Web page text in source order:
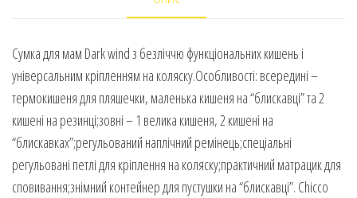
Сумка для мам Dark wind з безліччю функціональних кишень і
універсальним кріпленням на коляску.Особливості: всередині –
термокишеня для пляшечки, маленька кишеня на “блискавці” та 2
кишені на резинці;зовні – 1 велика кишеня, 2 кишені на
“блискавках”;регульований наплічний ремінець;спеціальні
регульовані петлі для кріплення на коляску;практичний матрацик для
сповивання;знімний контейнер для пустушки на “блискавці”. Chicco